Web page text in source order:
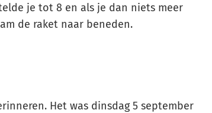
je tot 8 en als je dan niets meer
de raket naar beneden.
Het was dinsdag 5 september